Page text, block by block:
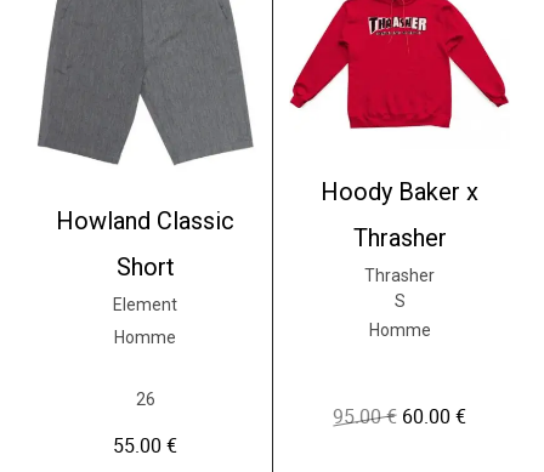
Howland Classic
Short
Element
Homme
26
55.00 €
Hoody Baker x
Thrasher
Thrasher
S
Homme
95.00€ L
60.00 €L